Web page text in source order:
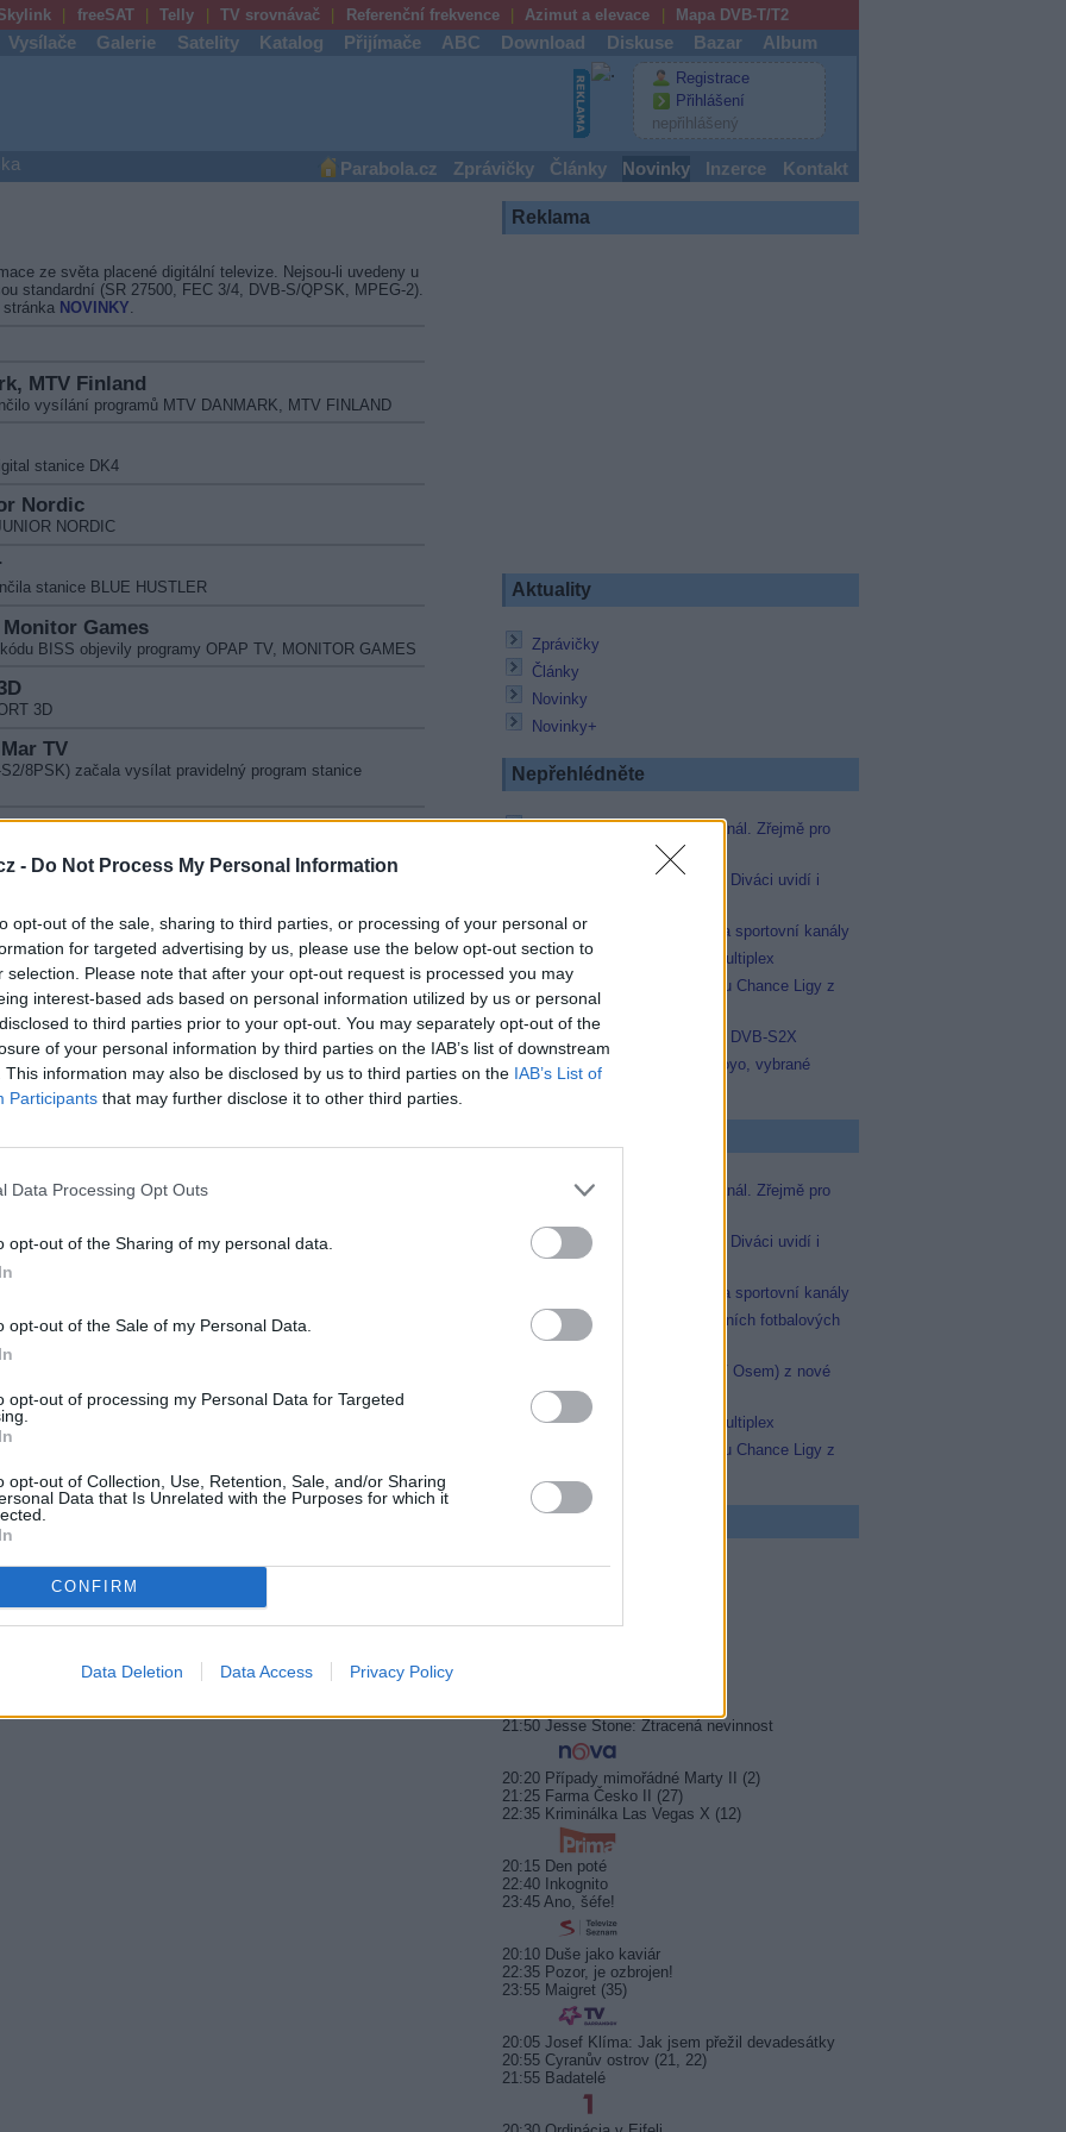
- Do Not Process My Personal Information
opt-out of the sale, sharing to third parties, or processing of your personal or
for targeted advertising by us, please use the below opt-out section to
selection. Please note that after your opt-out request is processed you may
interest-based ads based on personal information utilized by us or personal
to third parties prior to your opt-out. You may separately opt-out of the
of your personal information by third parties on the IAB’s list of downstream
This information may also be disclosed by us to third parties on the IAB’s List of
Participants that may further disclose it to other third parties.
Data Processing Opt Outs
opt-out of the Sharing of my personal data.
opt-out of the Sale of my Personal Data.
opt-out of processing my Personal Data for Targeted
opt-out of Collection, Use, Retention, Sale, and/or Sharing
Data that Is Unrelated with the Purposes for which it
CONFIRM
Data Deletion Data Access Privacy Policy
freeSAT Telly TV srovnávač Referenční frekvence Azimut a elevace Mapa DVB-T/T2
Vysílače Galerie Satelity Katalog Přijímače ABC Download Diskuse Bazar Album
Registrace
Přihlášení
nepřihlášený
Parabola.cz Zprávičky Články Novinky Inzerce Kontakt
ze světa placené digitální televize. Nejsou-li uvedeny u
standardní (SR 27500, FEC 3/4, DVB-S/QPSK, MPEG-2).
NOVINKY
MTV Finland
vysílání programů MTV DANMARK, MTV FINLAND
stanice DK4
Nordic
NORDIC
stanice BLUE HUSTLER
Monitor Games
BISS objevily programy OPAP TV, MONITOR GAMES
3D
TV
8PSK) začala vysílat pravidelný program stanice
do paketu Xtra TV stanice Ukraina Telekanal. CA Conax
v paketu freeSAT by UPC Direct vysílat stanice TV
Benelux
QPSK) byl původní program 13th Street nahrazen stanicí
Pan Europe
distribuce ZONE ROMANTICA PAN EUROPE
2.0, Moja Planeta
v paketu Xtra TV vysílat programy 24 TECHNO, NAUKA
HD
šíření programu ERT HD
Canal Digital nahrazen původní program MTV3 Sci-Fi
šíření stanice TV4 SCI-FI
8PSK) se v paketu Trikolor TV objevily programy 2X2,
8PSK) začala v paketu Kontinent TV vysílat stanice
Reklama
Aktuality
Zprávičky
Články
Novinky
Novinky+
Nepřehlédněte
Skylink spustil nový Test kanál. Zřejmě pro
Oneplay zařadí Prima sport. Diváci uvidí i
AMC získala licence pro dva sportovní kanály
Operátor Du převzal další multiplex
Oneplay Sport zahájí sezonu Chance Ligy z
nového studia
Televisa Networks přešla na DVB-S2X
Niké liga opět komplet na Voyo, vybrané
Skylink spustil nový Test kanál. Zřejmě pro
Oneplay zařadí Prima sport. Diváci uvidí i
AMC získala licence pro dva sportovní kanály
JOJka přinese porci atraktivních fotbalových
zápasů
Skylink: Slovenská TV8 (TV Osem) z nové
frekvence
Operátor Du převzal další multiplex
Oneplay Sport zahájí sezonu Chance Ligy z
21:50 Jesse Stone: Ztracená nevinnost
20:20 Případy mimořádné Marty II (2)
21:25 Farma Česko II (27)
22:35 Kriminálka Las Vegas X (12)
20:15 Den poté
22:40 Inkognito
23:45 Ano, šéfe!
20:10 Duše jako kaviár
22:35 Pozor, je ozbrojen!
23:55 Maigret (35)
20:05 Josef Klíma: Jak jsem přežil devadesátky
20:55 Cyranův ostrov (21, 22)
21:55 Badatelé